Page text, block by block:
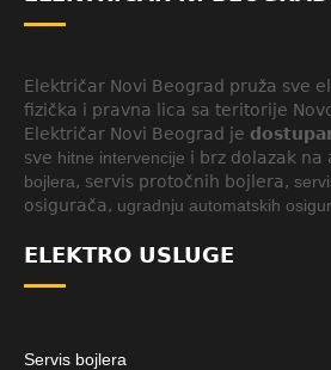
Električar Novi Beograd pruža sve
fizička i pravna lica sa teritorije
Električar Novi Beograd je
sve hitne intervencije i brz dolazak
bojlera, servis protočnih bojlera,
osigurača, ugradnju automatskih
ELEKTRO USLUGE
Servis bojlera